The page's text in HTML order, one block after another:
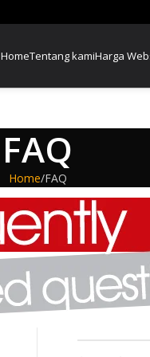
HomeTentang kamiHarga
FAQ
Home FAQ